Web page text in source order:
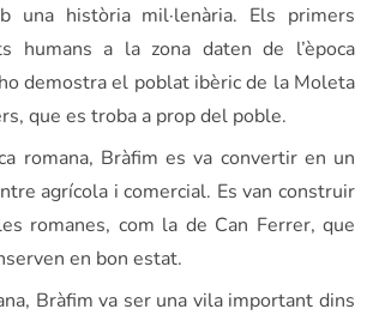
una història mil·lenària. Els primers
humans a la zona daten de l’època
demostra el poblat ibèric de la Moleta
que es troba a prop del poble.
romana, Bràfim es va convertir en un
agrícola i comercial. Es van construir
romanes, com la de Can Ferrer, que
en bon estat.
Bràfim va ser una vila important dins